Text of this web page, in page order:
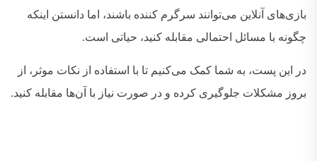
بازی‌های آنلاین می‌توانند سرگرم‌ کننده باشند، اما دانستن اینکه
چگونه با مسائل احتمالی مقابله کنید، حیاتی است.
در این پست، به شما کمک می‌کنیم تا با استفاده از نکات موثر، از
بروز مشکلات جلوگیری کرده و در صورت نیاز با آن‌ها مقابله کنید.